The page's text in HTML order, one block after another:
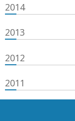
2014
2013
2012
2011